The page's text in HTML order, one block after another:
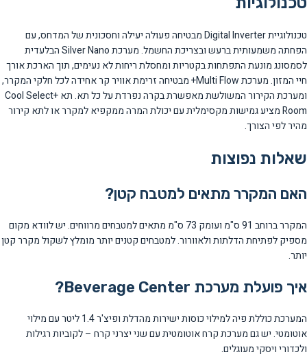
טכנולוגיית Digital Inverter מבטיחה פעולה יעילה וחסכונית של המדחס, עם
הפחתה משמעותית ברעש ובצריכת החשמל. מערכת Silver Nano הבלעדית
לסמסונג מונעת התפתחות בקטריות ומחסלת ריחות לא נעימים, תוך הארכת אורך
חיי המזון. מערכת Multi Flow+ מבטיחה זרימת אוויר קר אחידה לכל חלקי המקרר,
ומערכת הקירור המשולשת מאפשרת בקרה נפרדת על כל תא. תא Cool Select+
Room מציע גמישות מקסימלית עם יכולת המרה ממקפיא למקרר או לתא קירור
מהיר לפי הצורך.
שאלות נפוצות
האם המקרר מתאים למטבח קטן?
המקרר ברוחב 91 ס"מ ועומק 73 ס"מ מתאים למטבחים מרווחים. יש לוודא מקום
מספיק לפתיחת הדלתות ולאוורור. למטבחים קטנים יותר מומלץ לשקול מקרר קטן
יותר.
איך פועלת מערכת Beverage Center?
המערכת כוללת פיה למילוי כוסות ישירות מהדלת ופיצ'ר 1.4 ליטר עם מילוי
אוטומטי. יש גם מערכת קרח אוטומטית עם שני יצרני קרח – לקוביות רגילות
ולכדורי ויסקי מעוגלים.